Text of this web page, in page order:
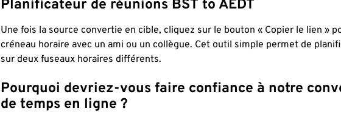
Planificateur de réunions BST to AEDT
Une fois la source convertie en cible, cliquez sur le bouton « Copier le lien »
créneau horaire avec un ami ou un collègue. Cet outil simple permet de
sur deux fuseaux horaires différents.
Pourquoi devriez-vous faire confiance à notre
de temps en ligne ?